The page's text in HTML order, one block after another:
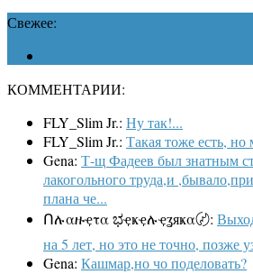
Свежее:
КОММЕНТАРИИ:
FLY_Slim Jr.: Ну так!...
FLY_Slim Jr.: Такая тоже есть, но
Gena: Т-щ Фадеев был знатным
лакогольного труда,и
плана че...
Ոሉαዙҿτα ಭҿҝҿሉҿʓяҝα〄:
на 5 лет, но это не точно, позже
Gena: Кашмар,но чо поделовать?